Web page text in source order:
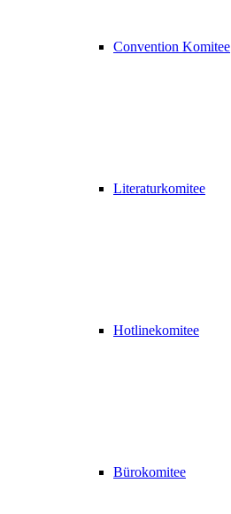
Convention Komitee
Literaturkomitee
Hotlinekomitee
Bürokomitee